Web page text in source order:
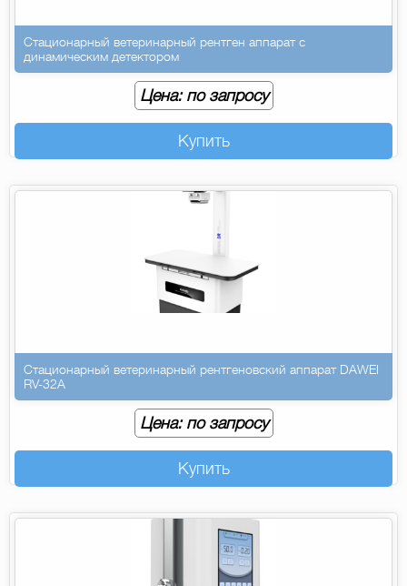
Стационарный ветеринарный рентген аппарат с
динамическим детектором
Цена: по запросу
Купить
Стационарный ветеринарный рентгеновский аппарат DAWEI
RV-32A
Цена: по запросу
Купить